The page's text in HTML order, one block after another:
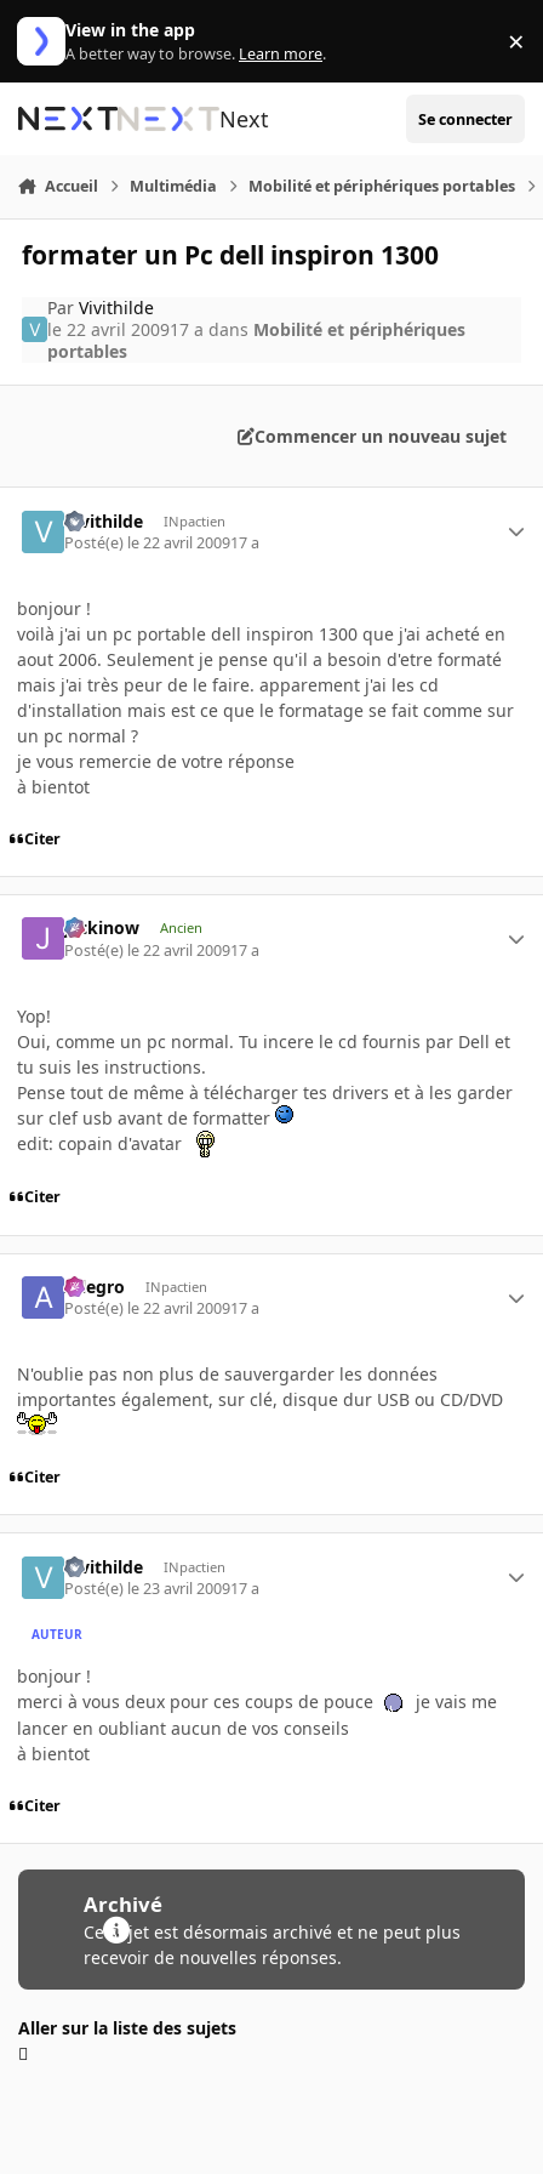
Aller au contenu
View in the app
A better way to browse. Learn more. ×
Next Se connecter
Accueil Multimédia Mobilité et périphériques portables
formater un Pc dell inspiron 1300
ParVivithilde
le 22 avril 200917 a dans Mobilité et périphériques
portables
Commencer un nouveau sujet
Vivithilde INpactien
Posté(e) le 22 avril 200917 a
bonjour !
voilà j'ai un pc portable dell inspiron 1300 que j'ai acheté en
aout 2006. Seulement je pense qu'il a besoin d'etre formaté
mais j'ai très peur de le faire. apparement j'ai les cd
d'installation mais est ce que le formatage se fait comme sur
un pc normal ?
je vous remercie de votre réponse
à bientot
Citer
jackinow Ancien
Posté(e) le 22 avril 200917 a
Yop!
Oui, comme un pc normal. Tu incere le cd fournis par Dell et
tu suis les instructions.
Pense tout de même à télécharger tes drivers et à les garder
sur clef usb avant de formatter
edit: copain d'avatar
Citer
Allegro INpactien
Posté(e) le 22 avril 200917 a
N'oublie pas non plus de sauvergarder les données
importantes également, sur clé, disque dur USB ou CD/DVD
Citer
Vivithilde INpactien
Posté(e) le 23 avril 200917 a
AUTEUR
bonjour !
merci à vous deux pour ces coups de pouce
je vais me
lancer en oubliant aucun de vos conseils
à bientot
Citer
Archivé
Ce sujet est désormais archivé et ne peut plus
recevoir de nouvelles réponses.
Aller sur la liste des sujets